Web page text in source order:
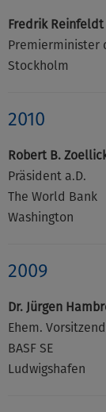
Fredrik Reinfeldt
Premierminister
Stockholm
2010
Robert B.
Präsident a.D.
The World Bank
Washington
2009
Dr. Jürgen
Ehem.
BASF SE
Ludwigshafen